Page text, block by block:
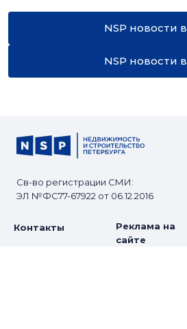
NSP новости в
NSP новости в
Св-во регистрации СМИ:
ЭЛ №ФС77-67922 от 06.12.2016
Контакты
Реклама на
сайте